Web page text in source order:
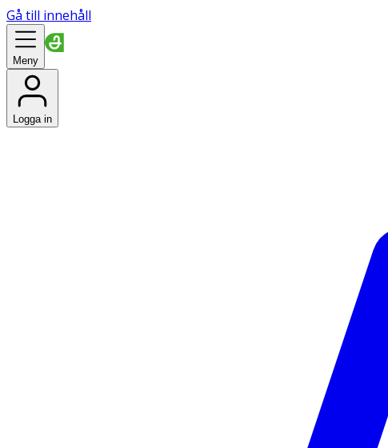
Gå till innehåll
Meny
Logga in